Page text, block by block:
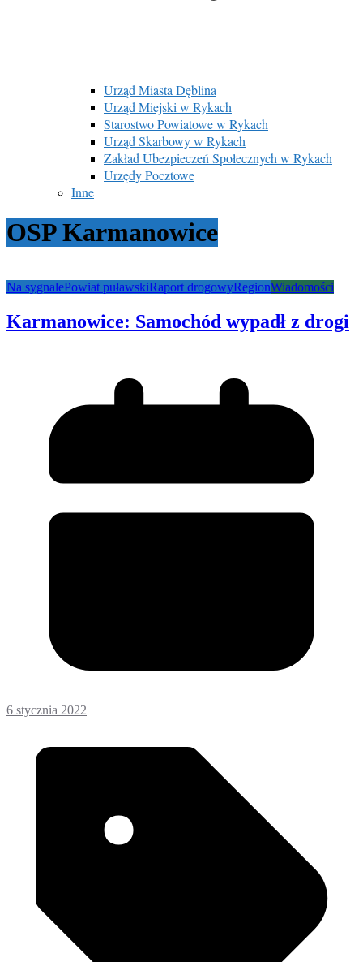
Urząd Miasta Dęblina
Urząd Miejski w Rykach
Starostwo Powiatowe w Rykach
Urząd Skarbowy w Rykach
Zakład Ubezpieczeń Społecznych w Rykach
Urzędy Pocztowe
Inne
OSP Karmanowice
Na sygnalePowiat puławskiRaport drogowyRegionWiadomości
Karmanowice: Samochód wypadł z drogi
6 stycznia 2022